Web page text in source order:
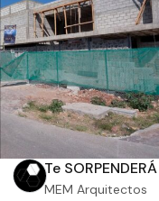
Te
MEM Arquitectos